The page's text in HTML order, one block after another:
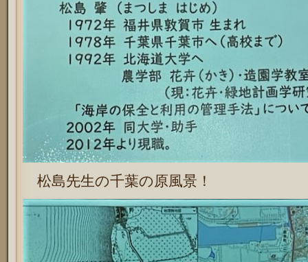
松島先生の千葉の原風景！